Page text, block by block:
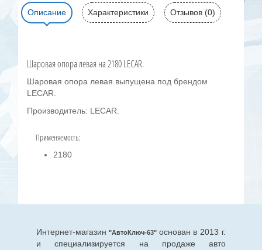
Описание Характеристики Отзывов (0)
Шаровая опора левая на 2180 LECAR.
Шаровая опора левая выпущена под брендом
LECAR.
Производитель: LECAR.
Применяемость:
2180
Интернет-магазин "АвтоКлюч-63" основан в 2013 г.
и специализируется на продаже авто